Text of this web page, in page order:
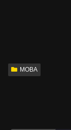
MOBA